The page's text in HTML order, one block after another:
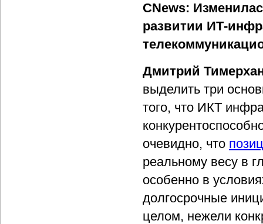
CNews:
развитии ИТ-
Дмитрий
выделить три
того, что ИКТ
очевидно, что
реальному весу в
особенно в
долгосрочные
целом, нежели